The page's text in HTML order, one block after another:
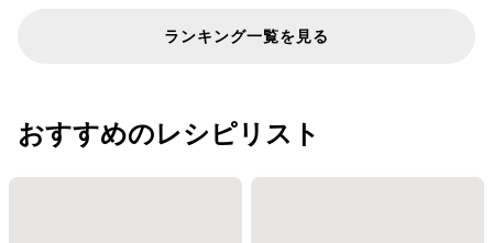
ランキング一覧を見る
おすすめのレシピリスト